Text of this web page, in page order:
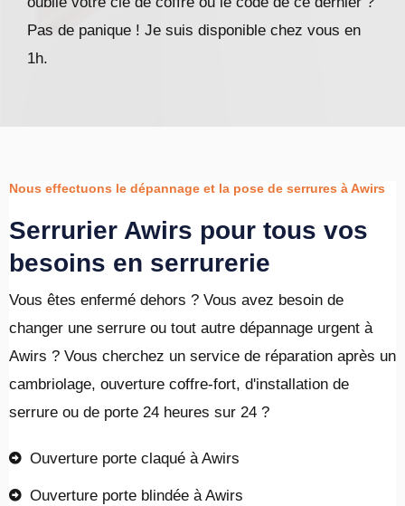
Pas de panique ! Je suis disponible chez vous en
1h.
Nous effectuons le dépannage et la pose de serrures à Awirs
Serrurier Awirs pour tous vos
besoins en serrurerie
Vous êtes enfermé dehors ? Vous avez besoin de
changer une serrure ou tout autre dépannage urgent à
Awirs ? Vous cherchez un service de réparation après un
cambriolage, ouverture coffre-fort, d'installation de
serrure ou de porte 24 heures sur 24 ?
Ouverture porte claqué à Awirs
Ouverture porte blindée à Awirs